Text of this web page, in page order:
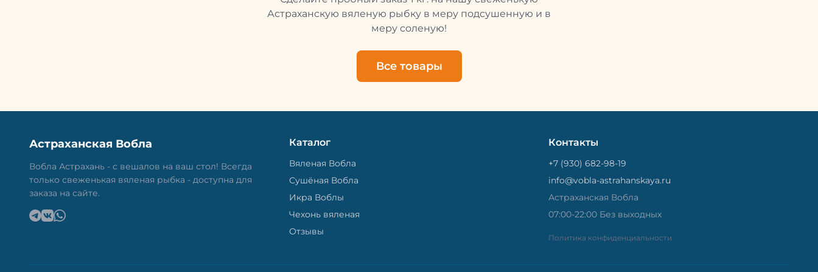
рыбу упаковывают в специальный
пакет, чтобы она не портилась и не
не просто вкусная еда, но и
пример того, как можно сочетать
старые рецепты и современные
вкусно.
Астраханскую вяленую рыбку в меру подсушенную и в
меру соленую!
Все товары
Астраханская Вобла
Вобла Астрахань - с вешалов на ваш стол! Всегда
только свеженькая вяленая рыбка - доступна для
заказа на сайте.
Каталог
Вяленая Вобла
Сушёная Вобла
Икра Воблы
Чехонь вяленая
Отзывы
Контакты
+7 (930) 682-98-19
info@vobla-astrahanskaya.ru
Астраханская Вобла
07:00-22:00 Без выходных
Политика конфиденциальности